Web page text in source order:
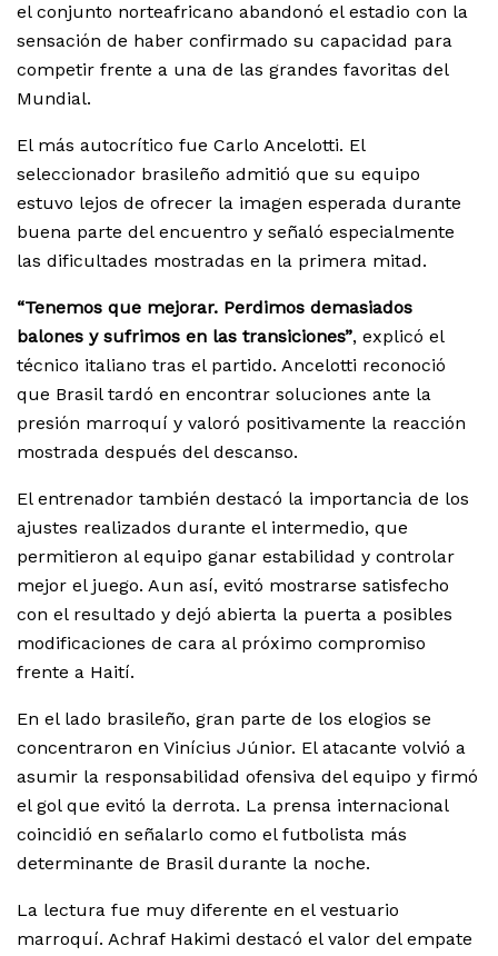
el conjunto norteafricano abandonó el estadio con la
sensación de haber confirmado su capacidad para
competir frente a una de las grandes favoritas del
Mundial.
El más autocrítico fue Carlo Ancelotti. El
seleccionador brasileño admitió que su equipo
estuvo lejos de ofrecer la imagen esperada durante
buena parte del encuentro y señaló especialmente
las dificultades mostradas en la primera mitad.
“Tenemos que mejorar. Perdimos demasiados
balones y sufrimos en las transiciones”, explicó el
técnico italiano tras el partido. Ancelotti reconoció
que Brasil tardó en encontrar soluciones ante la
presión marroquí y valoró positivamente la reacción
mostrada después del descanso.
El entrenador también destacó la importancia de los
ajustes realizados durante el intermedio, que
permitieron al equipo ganar estabilidad y controlar
mejor el juego. Aun así, evitó mostrarse satisfecho
con el resultado y dejó abierta la puerta a posibles
modificaciones de cara al próximo compromiso
frente a Haití.
En el lado brasileño, gran parte de los elogios se
concentraron en Vinícius Júnior. El atacante volvió a
asumir la responsabilidad ofensiva del equipo y firmó
el gol que evitó la derrota. La prensa internacional
coincidió en señalarlo como el futbolista más
determinante de Brasil durante la noche.
La lectura fue muy diferente en el vestuario
marroquí. Achraf Hakimi destacó el valor del empate